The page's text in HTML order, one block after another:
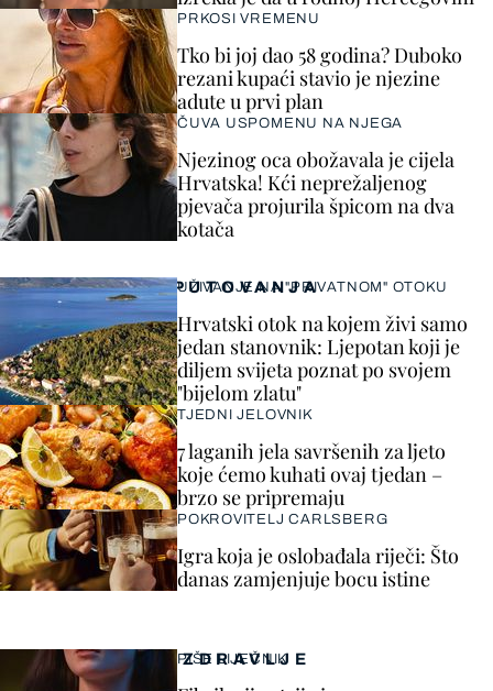
PRKOSI VREMENU
Tko bi joj dao 58 godina? Duboko
rezani kupaći stavio je njezine
adute u prvi plan
ČUVA USPOMENU NA NJEGA
Njezinog oca obožavala je cijela
Hrvatska! Kći neprežaljenog
pjevača projurila špicom na dva
kotača
ZDRAVLJE
PIŠE LIJEČNIK
PUTOVANJA
UŽIVANJE NA "PRIVATNOM" OTOKU
Hrvatski otok na kojem živi samo
jedan stanovnik: Ljepotan koji je
diljem svijeta poznat po svojem
"bijelom zlatu"
TJEDNI JELOVNIK
7 laganih jela savršenih za ljeto
koje ćemo kuhati ovaj tjedan –
brzo se pripremaju
POKROVITELJ CARLSBERG
Igra koja je oslobađala riječi: Što
danas zamjenjuje bocu istine